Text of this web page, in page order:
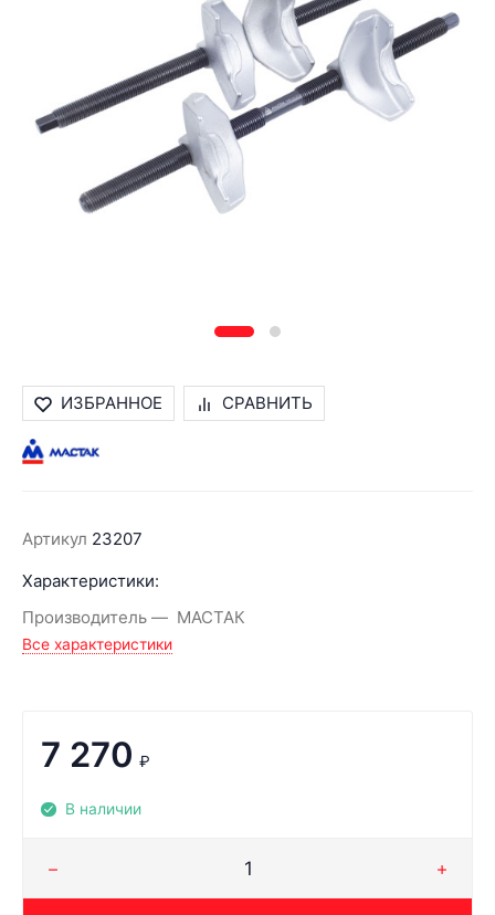
ИЗБРАННОЕ СРАВНИТЬ
Артикул 23207
Характеристики:
Производитель
МАСТАК
Все характеристики
7 270 ₽
В наличии